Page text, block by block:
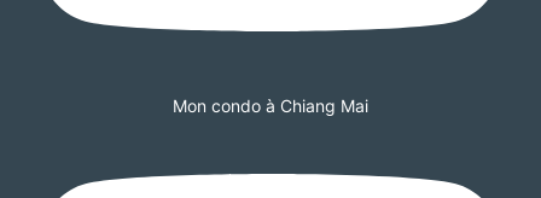
Mon condo à Chiang Mai